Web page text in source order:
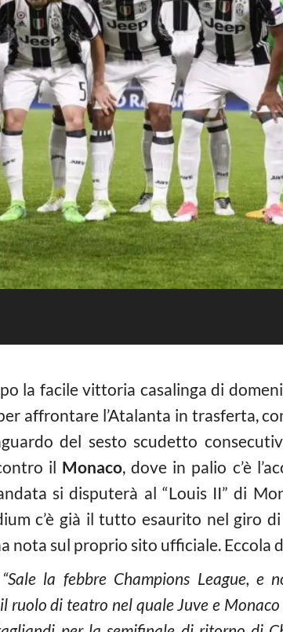
la facile vittoria casalinga di
affrontare l’Atalanta in trasferta,
del sesto scudetto
il Monaco, dove in palio c’è
si disputerà al “Louis II” di
c’è già il tutto esaurito nel giro
nota sul proprio sito ufficiale. Eccola
“Sale la febbre Champions League, e
ruolo di teatro nel quale Juve e